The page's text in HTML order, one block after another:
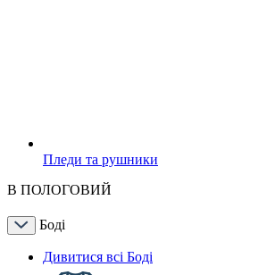
Пледи та рушники
В ПОЛОГОВИЙ
Боді
Дивитися всі Боді